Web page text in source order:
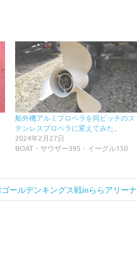
船外機アルミプロペラを同ピッチのス
テンレスプロペラに変えてみた。
2024年2月27日
BOAT・サウザー395・イーグル150
ールデンキングス戦inららアリーナ